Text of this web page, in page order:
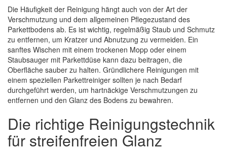
Die Häufigkeit der Reinigung hängt auch von der Art der
Verschmutzung und dem allgemeinen Pflegezustand des
Parkettbodens ab. Es ist wichtig, regelmäßig Staub und Schmutz
zu entfernen, um Kratzer und Abnutzung zu vermeiden. Ein
sanftes Wischen mit einem trockenen Mopp oder einem
Staubsauger mit Parkettdüse kann dazu beitragen, die
Oberfläche sauber zu halten. Gründlichere Reinigungen mit
einem speziellen Parkettreiniger sollten je nach Bedarf
durchgeführt werden, um hartnäckige Verschmutzungen zu
entfernen und den Glanz des Bodens zu bewahren.
Die richtige Reinigungstechnik
für streifenfreien Glanz